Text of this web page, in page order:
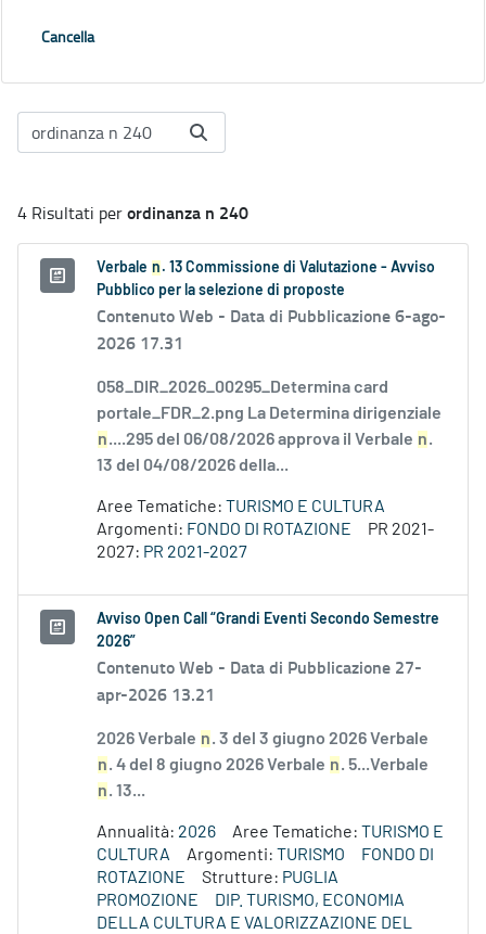
Cancella
4 Risultati perordinanza n 240
Verbale n . 13 Commissione di Valutazione - Avviso
Pubblico per la selezione di proposte
Contenuto Web - Data di Pubblicazione 6-ago-
2026 17.31
058_DIR_2026_00295_Determina card
portale_FDR_2.png La Determina dirigenziale
n....295 del 06/08/2026 approva il Verbale n.
13 del 04/08/2026 della...
Aree Tematiche: TURISMO E CULTURA
Argomenti: FONDO DI ROTAZIONE
PR 2021-
2027: PR 2021-2027
Avviso Open Call “Grandi Eventi Secondo Semestre
2026”
Contenuto Web - Data di Pubblicazione 27-
apr-2026 13.21
2026 Verbale n. 3 del 3 giugno 2026 Verbale
n. 4 del 8 giugno 2026 Verbale n. 5...Verbale
n. 13...
Annualità: 2026 Aree Tematiche: TURISMO E
CULTURA
Argomenti: TURISMO
FONDO DI
ROTAZIONE
Strutture: PUGLIA
PROMOZIONE
DIP. TURISMO, ECONOMIA
DELLA CULTURA E VALORIZZAZIONE DEL